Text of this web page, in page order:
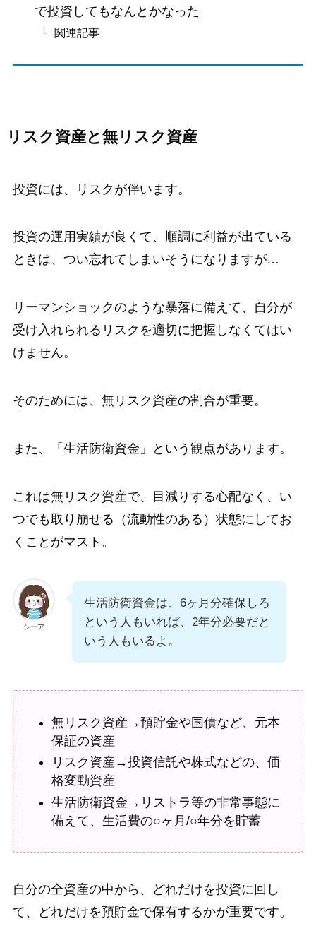
で投資してもなんとかなった
関連記事
リスク資産と無リスク資産
投資には、リスクが伴います。
投資の運用実績が良くて、順調に利益が出ている
ときは、つい忘れてしまいそうになりますが…
リーマンショックのような暴落に備えて、自分が
受け入れられるリスクを適切に把握しなくてはい
けません。
そのためには、無リスク資産の割合が重要。
また、「生活防衛資金」という観点があります。
これは無リスク資産で、目減りする心配なく、い
つでも取り崩せる（流動性のある）状態にしてお
くことがマスト。
シーア
生活防衛資金は、6ヶ月分確保しろ
という人もいれば、2年分必要だと
いう人もいるよ。
無リスク資産→預貯金や国債など、元本
保証の資産
リスク資産→投資信託や株式などの、価
格変動資産
生活防衛資金→リストラ等の非常事態に
備えて、生活費の○ヶ月/○年分を貯蓄
自分の全資産の中から、どれだけを投資に回し
て、どれだけを預貯金で保有するかが重要です。